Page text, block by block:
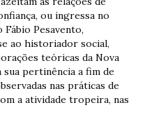
ou ingressa no
Pesavento,
ao historiador social,
teóricas da Nova
pertinência a fim de
nas práticas de
a atividade tropeira, nas